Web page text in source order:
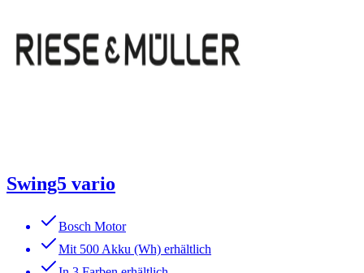
Swing5 vario
Bosch Motor
Mit 500 Akku (Wh) erhältlich